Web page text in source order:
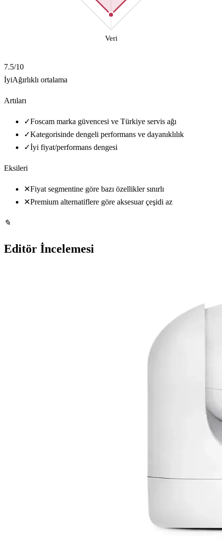
Veri
7.5/10
İyiAğırlıklı ortalama
Artıları
✓Foscam marka güvencesi ve Türkiye servis ağı
✓Kategorisinde dengeli performans ve dayanıklılık
✓İyi fiyat/performans dengesi
Eksileri
✕Fiyat segmentine göre bazı özellikler sınırlı
✕Premium alternatiflere göre aksesuar çeşidi az
✎
Editör İncelemesi